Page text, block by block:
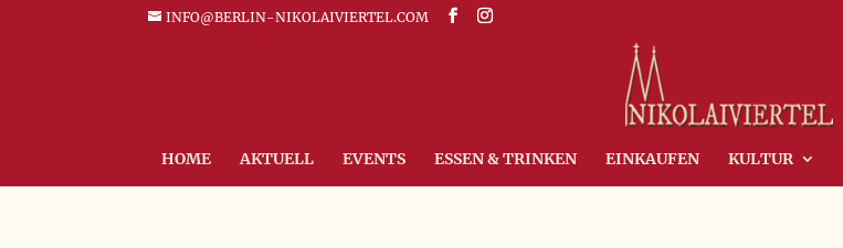
INFO@BERLIN-NIKOLAIVIERTEL.COM
HOME AKTUELL EVENTS ESSEN & TRINKEN EINKAUFEN KULTUR